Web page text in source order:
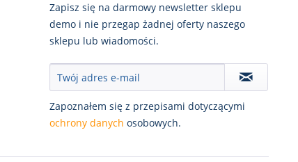
Zapisz się na darmowy newsletter sklepu
demo i nie przegap żadnej oferty naszego
sklepu lub wiadomości.
Zapoznałem się z przepisami dotyczącymi
ochrony danych osobowych.